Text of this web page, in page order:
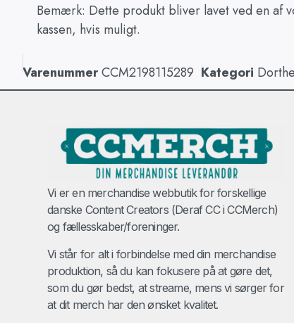
Bemærk: Dette produkt bliver lavet ved en af
kassen, hvis muligt.
VarenummerCCM2198115289 Kategori
Vi er en merchandise webbutik for forskellige
danske Content Creators (Deraf CC i CCMerch)
og fællesskaber/foreninger.
Vi står for alt i forbindelse med din merchandise
produktion, så du kan fokusere på at gøre det,
som du gør bedst, at streame, mens vi sørger for
at dit merch har den ønsket kvalitet.